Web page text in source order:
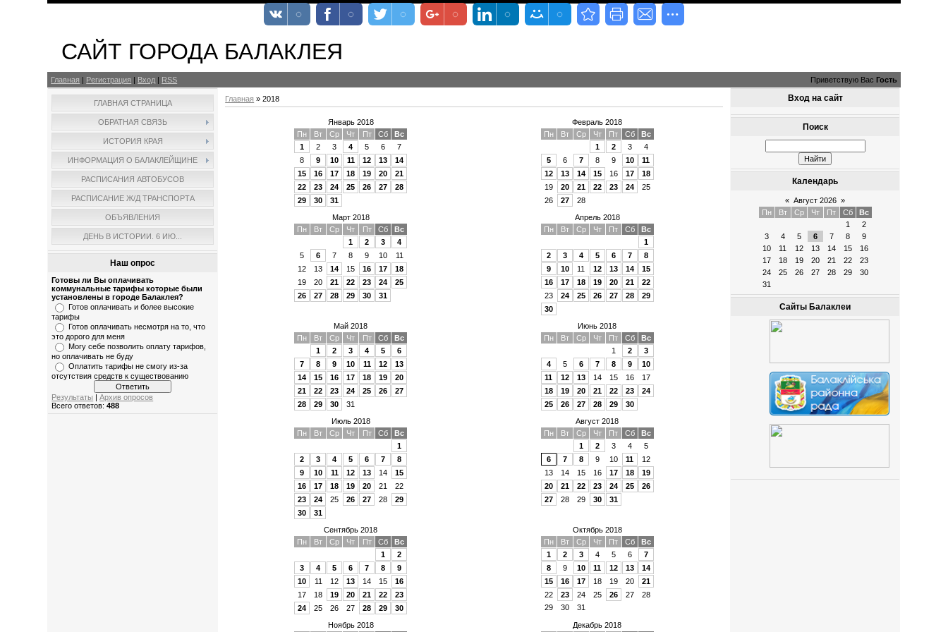
САЙТ ГОРОДА БАЛАКЛЕЯ
Главная | Регистрация | Вход | RSS Приветствую Вас Гость
ГЛАВНАЯ СТРАНИЦА
ОБРАТНАЯ СВЯЗЬ
ИСТОРИЯ КРАЯ
ИНФОРМАЦИЯ О БАЛАКЛЕЙЩИНЕ
РАСПИСАНИЯ АВТОБУСОВ
РАСПИСАНИЕ Ж/Д ТРАНСПОРТА
ОБЪЯВЛЕНИЯ
ДЕНЬ В ИСТОРИИ. 6 ИЮ...
Наш опрос
Готовы ли Вы оплачивать
коммунальные тарифы которые были
установлены в городе Балаклея?
Готов оплачивать и более высокие
тарифы
Готов оплачивать несмотря на то, что
это дорого для меня
Могу себе позволить оплату тарифов,
но оплачивать не буду
Оплатить тарифы не смогу из-за
отсутствия средств к существованию
Результаты |Архив опросов
Всего ответов:488
Главная »2018
Январь 2018
Пн
Вт Ср Чт Пт Сб
Вс
1
2 3 4 5 6
7
8
9 10 11 12 13
14
15
16 17 18 19 20
21
22
23 24 25 26 27
28
29
30 31
Февраль 2018
Пн
Вт Ср Чт Пт Сб
Вс
1
2 3
4
5
6 7 8 9 10
11
12
13 14 15 16 17
18
19
20 21 22 23 24
25
26
27
28
Март 2018
Пн
Вт Ср Чт Пт Сб
Вс
1
2 3
4
5
6 7 8 9 10
11
12
13 14 15 16 17
18
19
20 21 22 23 24
25
26
27 28 29 30 31
Апрель 2018
Пн
Вт Ср Чт Пт Сб
Вс
1
2
3 4 5 6 7
8
9
10 11 12 13 14
15
16
17 18 19 20 21
22
23
24 25 26 27 28
29
30
Май 2018
Пн
Вт Ср Чт Пт Сб
Вс
1
2 3 4 5
6
7
8 9 10 11 12
13
14
15 16 17 18 19
20
21
22 23 24 25 26
27
28
29 30 31
Июнь 2018
Пн
Вт Ср Чт Пт Сб
Вс
1
2
3
4
5 6 7 8 9
10
11
12 13 14 15 16
17
18
19 20 21 22 23
24
25
26 27 28 29
30
Июль 2018
Пн
Вт Ср Чт Пт Сб
Вс
1
2
3 4 5 6 7
8
9
10 11 12 13 14
15
16
17 18 19 20 21
22
23
24 25 26 27 28
29
30
31
Август 2018
Пн
Вт Ср Чт Пт Сб
Вс
1
2 3 4
5
6
7 8 9 10 11
12
13
14 15 16 17 18
19
20
21 22 23 24 25
26
27
28 29 30 31
Сентябрь 2018
Пн
Вт Ср Чт Пт Сб
Вс
1
2
3
4 5 6 7 8
9
10
11 12 13 14 15
16
17
18 19 20 21 22
23
24
25 26 27 28 29 30
Октябрь 2018
Пн
Вт Ср Чт Пт Сб
Вс
1
2 3 4 5 6
7
8
9 10 11 12 13
14
15
16 17 18 19 20
21
22
23 24 25 26 27
28
29
30 31
Ноябрь 2018 Декабрь 2018
Вход на сайт
Поиск
Календарь
« Август 2026 »
Пн
Вт Ср Чт Пт Сб
Вс
1
2
3
4 5 6 7 8
9
10
11 12 13 14 15
16
17
18 19 20 21 22
23
24
25 26 27 28 29
30
31
Сайты Балаклеи